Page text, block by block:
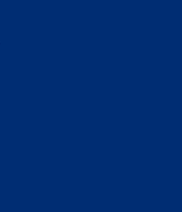
lahko vključujejo ključne